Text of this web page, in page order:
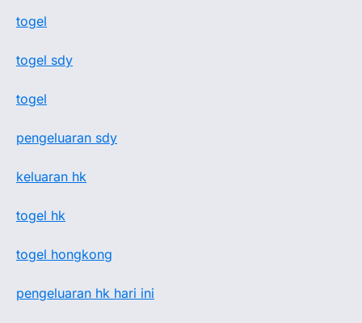
togel
togel sdy
togel
pengeluaran sdy
keluaran hk
togel hk
togel hongkong
pengeluaran hk hari ini